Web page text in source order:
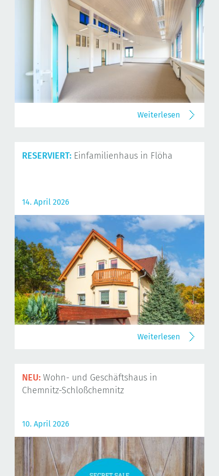
Weiterlesen
RESERVIERT: Einfamilienhaus in Flöha
14. April 2026
Weiterlesen
NEU: Wohn- und Geschäftshaus in
Chemnitz-Schloßchemnitz
10. April 2026